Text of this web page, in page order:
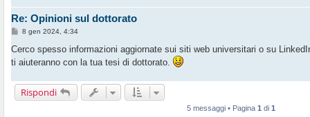
Re: Opinioni sul dottorato
M
s
a
g
o
8 gen 2024, 4:34
Cerco spesso informazioni aggiornate sui siti web universitari o su
ti aiuteranno con la tua tesi di dottorato.
Rispondi
5 messaggi • Pagina 1 di 1